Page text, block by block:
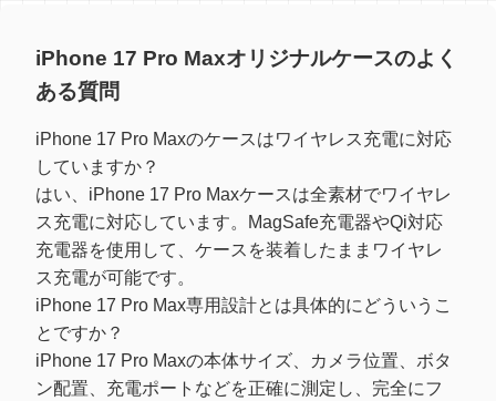
iPhone 17 Pro Maxオリジナルケースのよく
ある質問
iPhone 17 Pro Maxのケースはワイヤレス充電に対応
していますか？
はい、iPhone 17 Pro Maxケースは全素材でワイヤレ
ス充電に対応しています。MagSafe充電器やQi対応
充電器を使用して、ケースを装着したままワイヤレ
ス充電が可能です。
iPhone 17 Pro Max専用設計とは具体的にどういうこ
とですか？
iPhone 17 Pro Maxの本体サイズ、カメラ位置、ボタ
ン配置、充電ポートなどを正確に測定し、完全にフ